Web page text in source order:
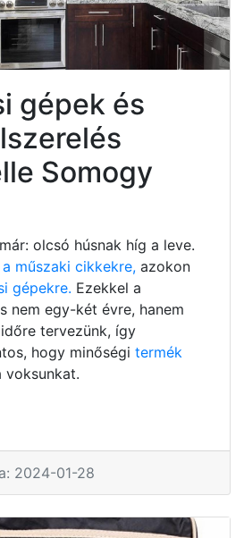
gépek és
Somogy
olcsó húsnak híg a leve.
a műszaki cikkekre, azokon
gépekre. Ezekkel a
nem egy-két évre, hanem
tervezünk, így
hogy minőségi termék
voksunkat.
2024-01-28